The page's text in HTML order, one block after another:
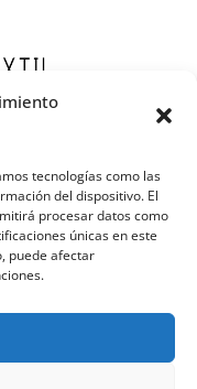
tecnologías como las
del dispositivo. El
procesar datos como
únicas en este
puede afectar